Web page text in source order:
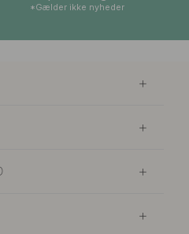
*Gælder ikke nyheder